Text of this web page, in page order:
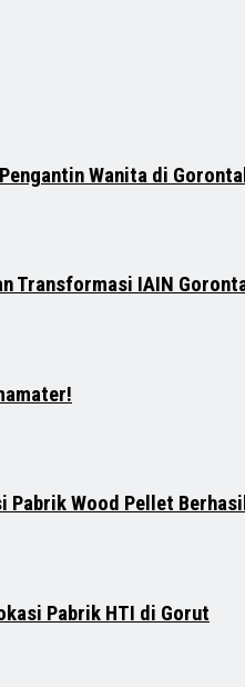
Wanita di
Transformasi IAIN
Pabrik Wood Pellet
Pabrik HTI di Gorut